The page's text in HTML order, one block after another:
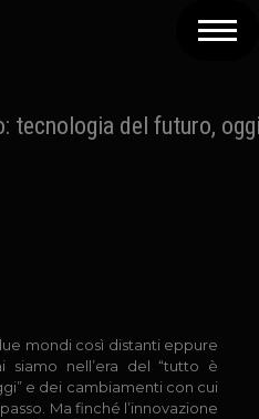
tecnologia del futuro,
mondi così distanti eppure
siamo nell’era del “tutto è
e dei cambiamenti con cui
Ma finché l’innovazione